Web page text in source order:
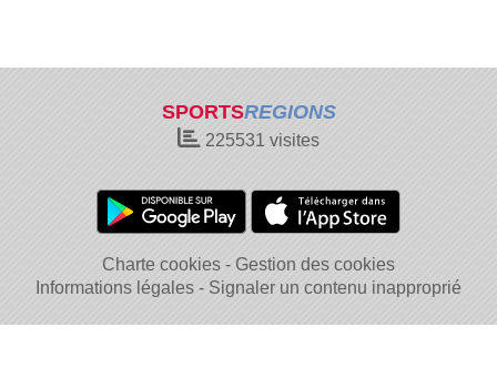
SPORTSREGIONS
225531 visites
Charte cookies
Gestion des cookies
Informations légales
Signaler un contenu inapproprié